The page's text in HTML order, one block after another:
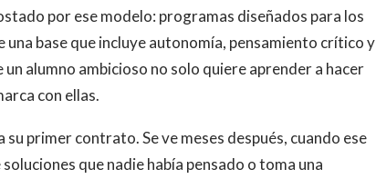
por ese modelo: programas diseñados para los
base que incluye autonomía, pensamiento crítico y
alumno ambicioso no solo quiere aprender a hacer
con ellas.
primer contrato. Se ve meses después, cuando ese
que nadie había pensado o toma una